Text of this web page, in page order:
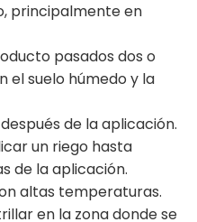
principalmente en
pasados dos o
el suelo húmedo y la
de la aplicación.
un riego hasta
de la aplicación.
altas temperaturas.
en la zona donde se